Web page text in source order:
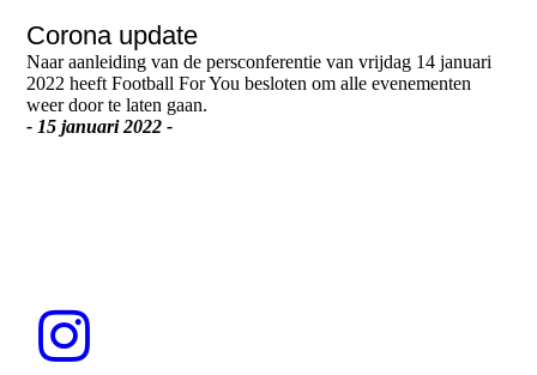
Corona update
Naar aanleiding van de persconferentie van vrijdag 14 januari
2022 heeft Football For You besloten om alle evenementen
weer door te laten gaan.
- 15 januari 2022 -